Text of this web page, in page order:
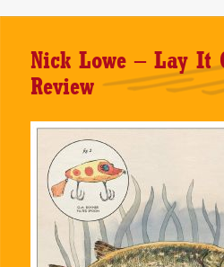
Nick Lowe – Lay It
Review